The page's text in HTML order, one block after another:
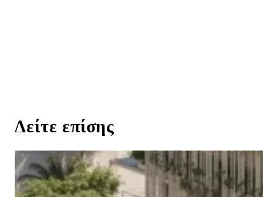
Δείτε επίσης